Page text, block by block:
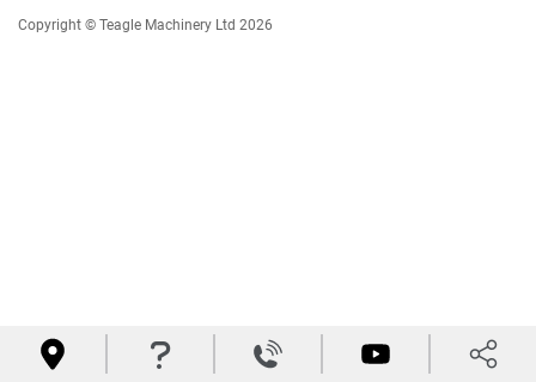
   
Copyright © Teagle Machinery Ltd 2026